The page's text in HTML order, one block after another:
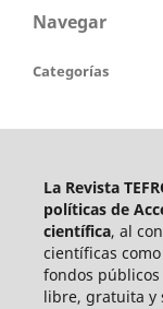
Navegar
Categorías
La Revista
políticas de
científica, al
científicas
fondos
libre, gratuita y